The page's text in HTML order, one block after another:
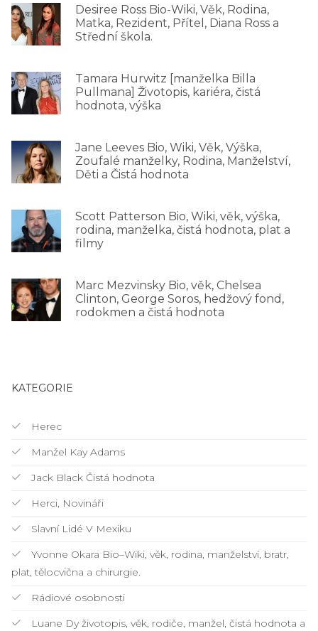
Desiree Ross Bio-Wiki, Věk, Rodina,
Matka, Rezident, Přítel, Diana Ross a
Střední škola.
Tamara Hurwitz [manželka Billa
Pullmana] Životopis, kariéra, čistá
hodnota, výška
Jane Leeves Bio, Wiki, Věk, Výška,
Zoufalé manželky, Rodina, Manželství,
Děti a Čistá hodnota
Scott Patterson Bio, Wiki, věk, výška,
rodina, manželka, čistá hodnota, plat a
filmy
Marc Mezvinsky Bio, věk, Chelsea
Clinton, George Soros, hedžový fond,
rodokmen a čistá hodnota
KATEGORIE
Herec
Manžel Kay Adams
Jack Black Čistá hodnota
Herci, Novináři
Slavní Lidé V Mexiku
Yvonne Okara Bio–Wiki, věk, rodina, manželství, bratr,
plat, tělocvična a chirurgie.
Rádiové osobnosti
Luane Dy životopis, věk, rodiče, manžel, čistá hodnota a